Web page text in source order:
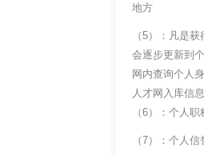
地方
（5）：凡是
会逐步更新到
网内查询个人
人才网入库信息
（6）：个人职
（7）：个人信